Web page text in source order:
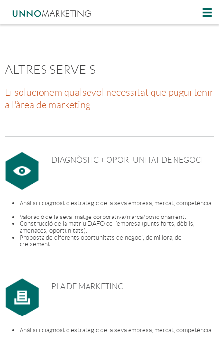
ALTRES SERVEIS
Li solucionem qualsevol necessitat que pugui tenir
a l'àrea de marketing
DIAGNÒSTIC + OPORTUNITAT DE NEGOCI
Anàlisi i diagnòstic estratègic de la seva empresa, mercat, competència,
...
Valoració de la seva imatge corporativa/marca/posicionament.
Construcció de la matriu DAFO de l’empresa (punts forts, dèbils,
amenaces, oportunitats).
Proposta de diferents oportunitats de negoci, de millora, de
creixement...
PLA DE MARKETING
Anàlisi i diagnòstic estratègic de la seva empresa, mercat, competència,